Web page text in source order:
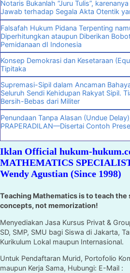
Notaris Bukanlah “Juru Tulis”,
Jawab terhadap Segala Akta Otentik
Falsafah Hukum Pidana Terpenting
Diperhitungkan ataupun Diberikan
Pemidanaan dI Indonesia
Konsep Demokrasi dan Kesetaraan
Tipitaka
Supremasi-Sipil dalam Ancaman
Seluruh Sendi Kehidupan Rakyat Sipil.
Bersih-Bebas dari Militer
Penundaan Tanpa Alasan (Undue
PRAPERADILAN—Disertai Contoh
Iklan Official hukum-
MATHEMATICS
Wendy Agustian (Since 1998)
Teaching Mathematics is to teach
concepts, not memorization!
Menyediakan Jasa Kursus Privat &
SD, SMP, SMU bagi Siswa di Jakarta,
Kurikulum Lokal maupun Internasional.
Untuk Pendaftaran Murid, Portofolio
maupun Kerja Sama, Hubungi: E-Mail :